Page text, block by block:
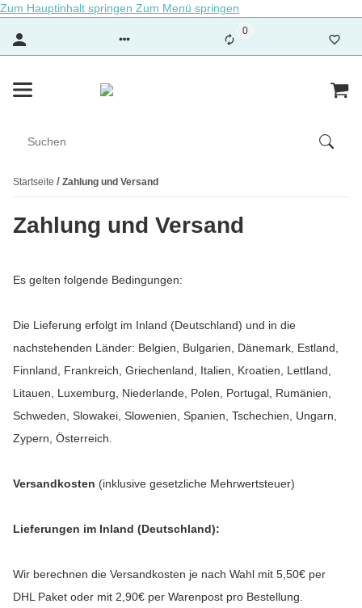
Zum Hauptinhalt springen Zum Menü springen
0
Startseite Zahlung und Versand
Zahlung und Versand
Es gelten folgende Bedingungen:
Die Lieferung erfolgt im Inland (Deutschland) und in die
nachstehenden Länder: Belgien, Bulgarien, Dänemark, Estland,
Finnland, Frankreich, Griechenland, Italien, Kroatien, Lettland,
Litauen, Luxemburg, Niederlande, Polen, Portugal, Rumänien,
Schweden, Slowakei, Slowenien, Spanien, Tschechien, Ungarn,
Zypern, Österreich
Versandkosten (inklusive gesetzliche Mehrwertsteuer)
Lieferungen im Inland (Deutschland):
Wir berechnen die Versandkosten je nach Wahl mit 5,50€ per
DHL Paket oder mit 2,90€ per Warenpost pro Bestellung.